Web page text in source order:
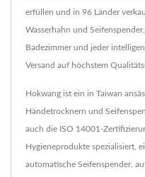
erfüllen und in 96 Länder
Wasserhahn und
Badezimmer und jeder
Versand auf höchstem
Hokwang ist ein in Taiwan
Händetrocknern und
auch die ISO 14001-
Hygieneprodukte spezialisiert,
automatische Seifenspender,